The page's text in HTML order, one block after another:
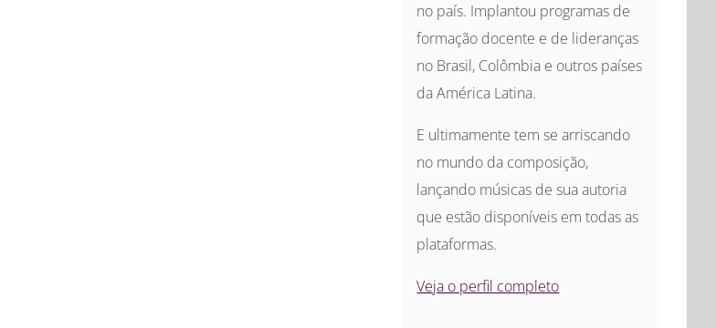
no país. Implantou programas de
formação docente e de lideranças
no Brasil, Colômbia e outros países
da América Latina.
E ultimamente tem se arriscando
no mundo da composição,
lançando músicas de sua autoria
que estão disponíveis em todas as
plataformas.
Veja o perfil completo